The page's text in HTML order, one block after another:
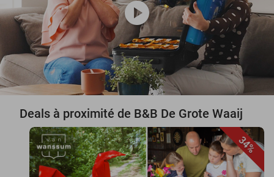
play_circle
Deals à proximité de B&B De Grote Waaij
34%